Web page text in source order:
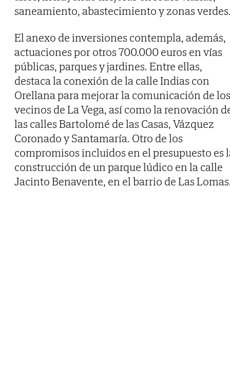
saneamiento, abastecimiento y zonas
El anexo de inversiones contempla, además,
actuaciones por otros 700.000 euros en vías
públicas, parques y jardines. Entre ellas,
destaca la conexión de la calle Indias con
Orellana para mejorar la comunicación de los
vecinos de La Vega, así como la renovación
las calles Bartolomé de las Casas, Vázquez
Coronado y Santamaría. Otro de los
compromisos incluidos en el presupuesto es
construcción de un parque lúdico en la calle
Jacinto Benavente, en el barrio de Las